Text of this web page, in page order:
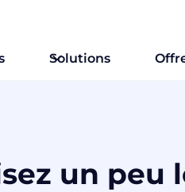
Solutions
un